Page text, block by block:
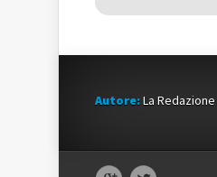
Autore:La Redazione